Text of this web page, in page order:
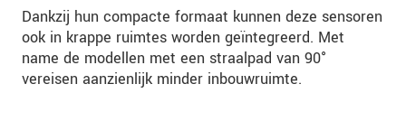
Dankzij hun compacte formaat kunnen deze sensoren
ook in krappe ruimtes worden geïntegreerd. Met
name de modellen met een straalpad van 90°
vereisen aanzienlijk minder inbouwruimte.